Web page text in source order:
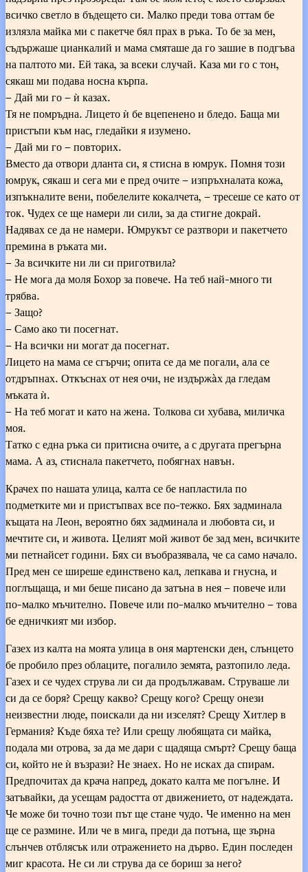
всичко светло в бъдещето си. Малко преди това оттам бе
излязла майка ми с пакетче бял прах в ръка. То бе за мен,
съдържаше цианкалий и мама смяташе да го зашие в подгъва
на палтото ми. Ей така, за всеки случай. Каза ми го с тон,
сякаш ми подава носна кърпа.
– Дай ми го – ѝ казах.
Тя не помръдна. Лицето ѝ бе вцепенено и бледо. Баща ми
пристъпи към нас, гледайки я изумено.
– Дай ми го – повторих.
Вместо да отвори дланта си, я стисна в юмрук. Помня този
юмрук, сякаш и сега ми е пред очите – изпръхналата кожа,
изпъкналите вени, побелелите кокалчета, – тресеше се като от
ток. Чудех се ще намери ли сили, за да стигне докрай.
Надявах се да не намери. Юмрукът се разтвори и пакетчето
премина в ръката ми.
– За всичките ни ли си приготвила?
– Не мога да моля Бохор за повече. На теб най-много ти
трябва.
– Защо?
– Само ако ти посегнат.
– На всички ни могат да посегнат.
Лицето на мама се сгърчи; опита се да ме погали, ала се
отдръпнах. Откъснах от нея очи, не издържàх да гледам
мъката ѝ.
– На теб могат и като на жена. Толкова си хубава, миличка
моя.
Татко с една ръка си притисна очите, а с другата прегърна
мама. А аз, стиснала пакетчето, побягнах навън.
Крачех по нашата улица, калта се бе напластила по
подметките ми и пристъпвах все по-тежко. Бях задминала
къщата на Леон, вероятно бях задминала и любовта си, и
мечтите си, и живота. Целият мой живот бе зад мен, всичките
ми петнайсет години. Бях си въобразявала, че са само начало.
Пред мен се ширеше единствено кал, лепкава и гнусна, и
поглъщаща, и ми беше писано да затъна в нея – повече или
по-малко мъчително. Повече или по-малко мъчително – това
бе едничкият ми избор.
Газех из калта на моята улица в оня мартенски ден, слънцето
бе пробило през облаците, погалило земята, разтопило леда.
Газех и се чудех струва ли си да продължавам. Струваше ли
си да се боря? Срещу какво? Срещу кого? Срещу онези
неизвестни люде, поискали да ни изселят? Срещу Хитлер в
Германия? Къде бяха те? Или срещу любящата си майка,
подала ми отрова, за да ме дари с щадяща смърт? Срещу баща
си, който не ѝ възрази? Не знаех. Но не исках да спирам.
Предпочитах да крача напред, докато калта ме погълне. И
затъвайки, да усещам радостта от движението, от надеждата.
Че може би точно този път ще стане чудо. Че именно на мен
ще се размине. Или че в мига, преди да потъна, ще зърна
слънчев отблясък или отражението на дърво. Един последен
миг красота. Не си ли струва да се бориш за него?